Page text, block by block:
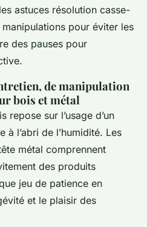
astuces résolution casse-
pour éviter les
des pauses pour
de manipulation
bois et métal
repose sur l’usage d’un
l’abri de l’humidité. Les
métal comprennent
des produits
jeu de patience en
et le plaisir des